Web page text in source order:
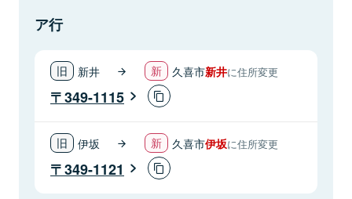
ア行
新井 久喜市新井に住所変更
349-1115
伊坂 久喜市伊坂に住所変更
349-1121